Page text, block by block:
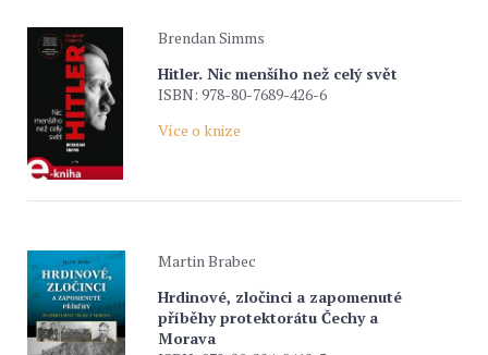
Brendan Simms
Hitler. Nic menšího než celý svět
ISBN: 978-80-7689-426-6
Více o knize
Martin Brabec
Hrdinové, zločinci a zapomenuté
příběhy protektorátu Čechy a
Morava